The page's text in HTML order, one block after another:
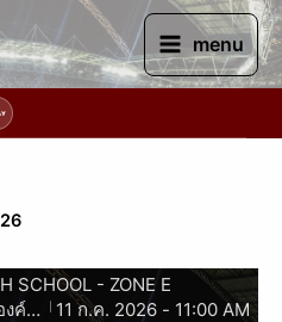
menu
น
SCHOOL - ZONE E
สนามกีฬาศูนย์เครื่องจักรกล องค์การบริหารส่วนจังหวัดขอนแก่น
11 ก.ค. 2026 - 11:00 AM